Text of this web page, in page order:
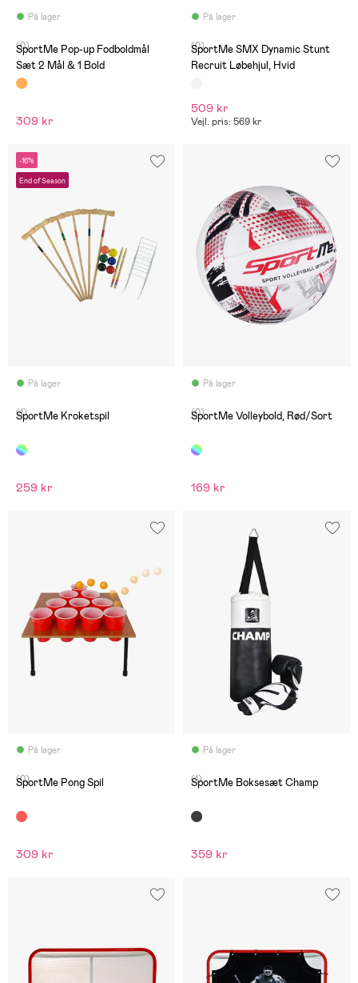
På lager
(0)
SportMe Pop-up Fodboldmål
Sæt 2 Mål & 1 Bold
309 kr
På lager
(0)
SportMe SMX Dynamic Stunt
Recruit Løbehjul, Hvid
509 kr
Vejl. pris: 569 kr
-16%
End of Season
På lager
(1)
SportMe Kroketspil
259 kr
På lager
(0)
SportMe Volleybold, Rød/Sort
169 kr
På lager
(0)
SportMe Pong Spil
309 kr
På lager
(1)
SportMe Boksesæt Champ
359 kr